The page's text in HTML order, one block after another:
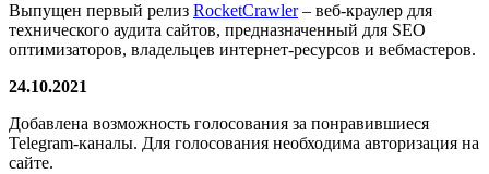
Выпущен первый релиз RocketCrawler– веб-краулер для
технического аудита сайтов, предназначенный для SEO
оптимизаторов, владельцев интернет-ресурсов и вебмастеров.
24.10.2021
Добавлена возможность голосования за понравившиеся
Telegram-каналы. Для голосования необходима авторизация на
сайте.